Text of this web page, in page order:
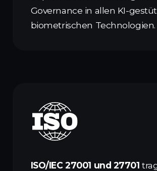
Governance in allen KI-
biometrischen Technologien.
ISO/IEC 27001 und 27701